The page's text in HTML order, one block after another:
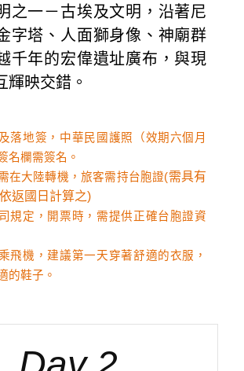
之一－古埃及文明，沿著尼
字塔、人面獅身像、神廟群
千年的宏偉遺址廣布，與現
輝映交錯。
落地簽，中華民國護照（效期六個月
名欄需簽名。
在大陸轉機，旅客需持台胞證(需具有
返國日計算之)
規定，開票時，需提供正確台胞證資
飛機，建議第一天穿著舒適的衣服，
的鞋子。